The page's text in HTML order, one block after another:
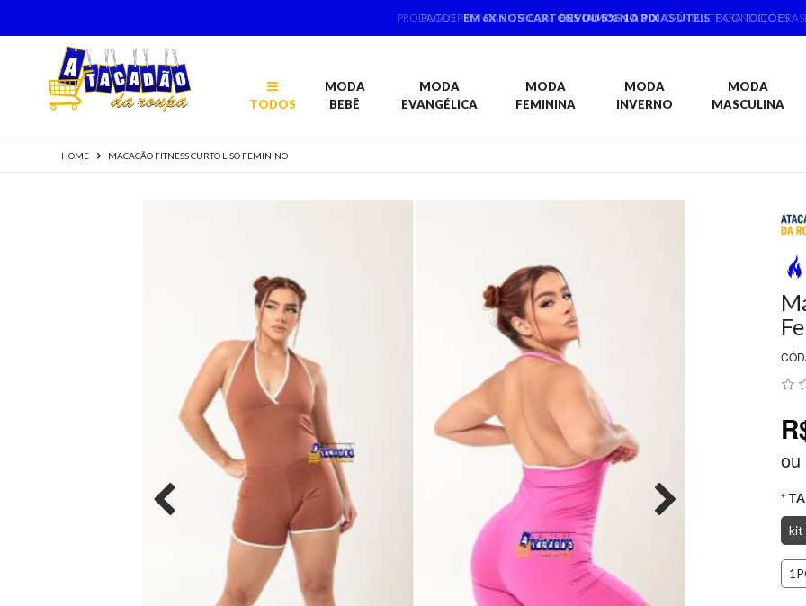
PRODUTOS PRONTA ENTREGA, ENVIAMOS 1 A 3 DIAS ÚTEIS PARA TODO
TODOS
MODA
BEBÊ
MODA
EVANGÉLICA
MODA
FEMININA
MODA
INVERNO
MODA
MASCULINA
HOME MACACÃO FITNESS CURTO LISO FEMININO
ou
kit